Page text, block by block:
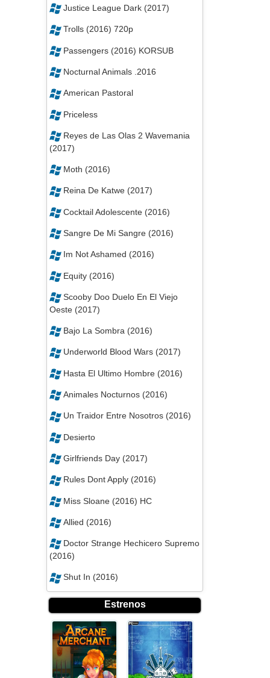
Justice League Dark (2017)
Trolls (2016) 720p
Passengers (2016) KORSUB
Nocturnal Animals .2016
American Pastoral
Priceless
Reyes de Las Olas 2 Wavemania
(2017)
Moth (2016)
Reina De Katwe (2017)
Cocktail Adolescente (2016)
Sangre De Mi Sangre (2016)
Im Not Ashamed (2016)
Equity (2016)
Scooby Doo Duelo En El Viejo
Oeste (2017)
Bajo La Sombra (2016)
Underworld Blood Wars (2017)
Hasta El Ultimo Hombre (2016)
Animales Nocturnos (2016)
Un Traidor Entre Nosotros (2016)
Desierto
Girlfriends Day (2017)
Rules Dont Apply (2016)
Miss Sloane (2016) HC
Allied (2016)
Doctor Strange Hechicero Supremo
(2016)
Shut In (2016)
Estrenos